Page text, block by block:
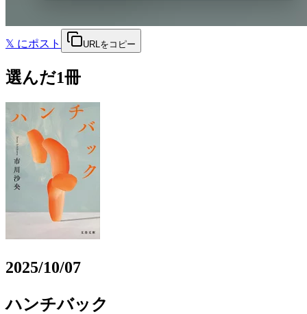
𝕏 にポスト URLをコピー
選んだ1冊
2025/10/07
ハンチバック